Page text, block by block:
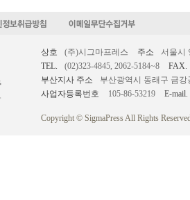
상호 (주)시그마프레스 주소
서울시
TEL.
(02)323-4845, 2062-5184~8
FAX.
부산지사 주소
부산광역시 동래구 금강
사업자등록번호
105-86-53219 E-mail.
Copyright © SigmaPress All Rights